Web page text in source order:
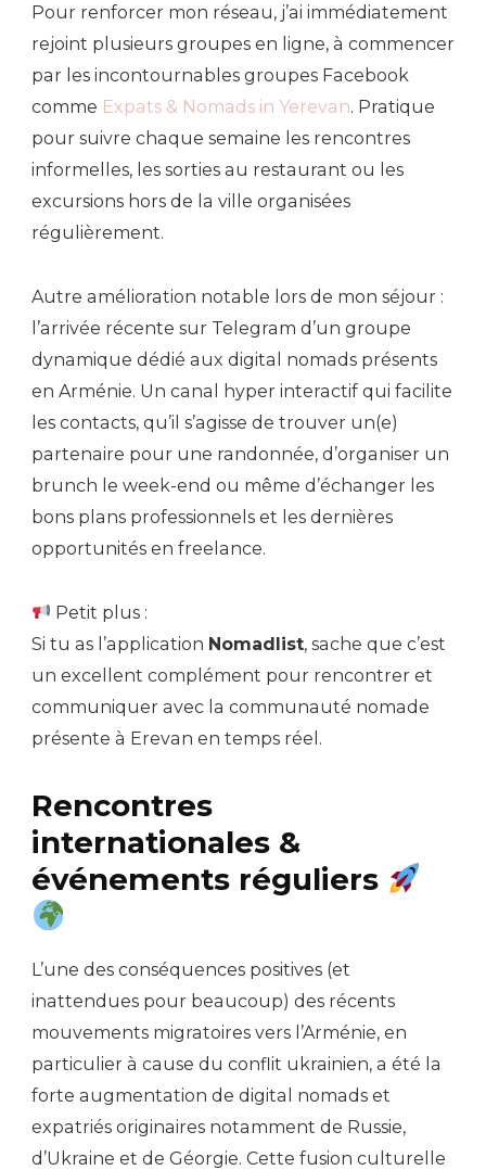
Pour renforcer mon réseau, j’ai immédiatement
rejoint plusieurs groupes en ligne, à commencer
par les incontournables groupes Facebook
comme Expats & Nomads in Yerevan. Pratique
pour suivre chaque semaine les rencontres
informelles, les sorties au restaurant ou les
excursions hors de la ville organisées
régulièrement.
Autre amélioration notable lors de mon séjour :
l’arrivée récente sur Telegram d’un groupe
dynamique dédié aux digital nomads présents
en Arménie. Un canal hyper interactif qui facilite
les contacts, qu’il s’agisse de trouver un(e)
partenaire pour une randonnée, d’organiser un
brunch le week-end ou même d’échanger les
bons plans professionnels et les dernières
opportunités en freelance.
Petit plus :
Si tu as l’application Nomadlist, sache que c’est
un excellent complément pour rencontrer et
communiquer avec la communauté nomade
présente à Erevan en temps réel.
Rencontres
internationales &
événements réguliers
L’une des conséquences positives (et
inattendues pour beaucoup) des récents
mouvements migratoires vers l’Arménie, en
particulier à cause du conflit ukrainien, a été la
forte augmentation de digital nomads et
expatriés originaires notamment de Russie,
d’Ukraine et de Géorgie. Cette fusion culturelle